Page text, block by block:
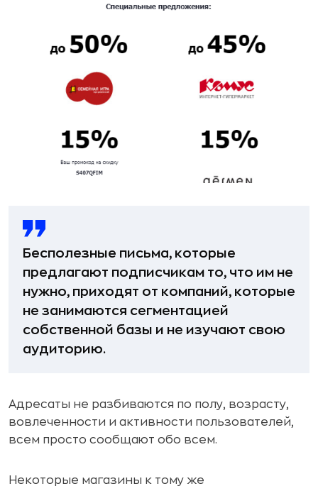
Бесполезные письма, которые
предлагают подписчикам то, что им не
нужно, приходят от компаний, которые
не занимаются сегментацией
собственной базы и не изучают свою
аудиторию.
Адресаты не разбиваются по полу, возрасту,
вовлеченности и активности пользователей,
всем просто сообщают обо всем.
Некоторые магазины к тому же